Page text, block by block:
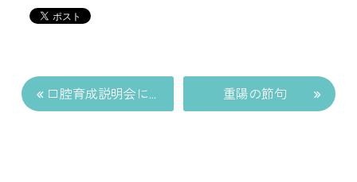
« 口腔育成説明会について 重陽の節句 »